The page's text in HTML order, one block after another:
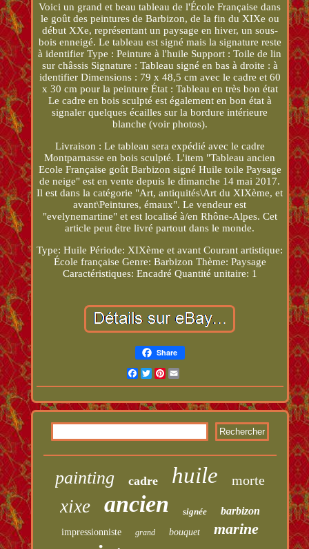
Voici un grand et beau tableau de l'École Française dans
le goût des peintures de Barbizon, de la fin du XIXe ou
début XXe, représentant un paysage en hiver, un sous-
bois enneigé. Le tableau est signé mais la signature reste
à identifier Type : Peinture à l'huile Support : Toile de lin
sur châssis Signature : Tableau signé en bas à droite : à
identifier Dimensions : 79 x 48,5 cm avec le cadre et 60
x 30 cm pour la peinture État : Tableau en très bon état
Le cadre en bois sculpté est également en bon état à
signaler quelques écailles sur la bordure intérieure
blanche (voir photos).
Livraison : Le tableau sera expédié avec le cadre
Montparnasse en bois sculpté. L'item "Tableau ancien
Ecole Française goût Barbizon signé Huile toile Paysage
de neige" est en vente depuis le dimanche 14 mai 2017.
Il est dans la catégorie "Art, antiquités\Art du XIXème, et
avant\Peintures, émaux". Le vendeur est
"evelynemartine" et est localisé à/en Rhône-Alpes. Cet
article peut être livré partout dans le monde.
Type: Huile Période: XIXème et avant Courant artistique:
École française Genre: Barbizon Thème: Paysage
Caractéristiques: Encadré Quantité unitaire: 1
Share
Facebook
TwitterPinterest
painting cadre huile morte
xixe ancien signée barbizon
impressionniste grand bouquet marine